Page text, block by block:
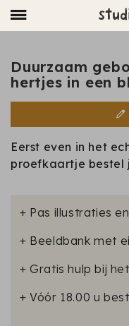
Duurzaam
hertjes in een
Eerst even in het
proefkaartje
+ Pas illustraties
+ Beeldbank met
+ Gratis hulp bij
+ Vóór 18.00 u